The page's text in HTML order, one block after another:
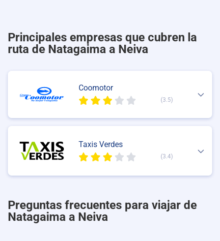
Principales empresas que cubren la
ruta de Natagaima a Neiva
Coomotor
(3.5)
Taxis Verdes
(3.4)
Preguntas frecuentes para viajar de
Natagaima a Neiva